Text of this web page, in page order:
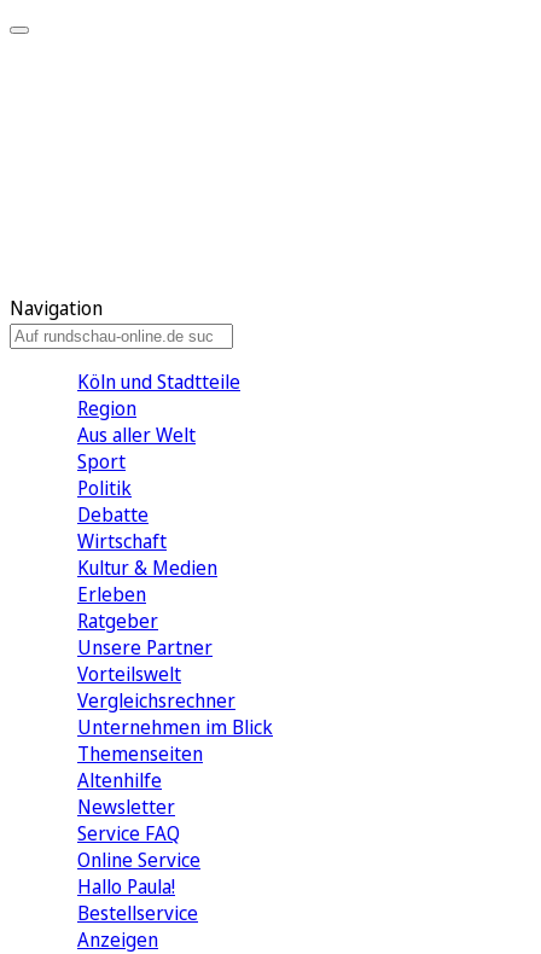
Navigation
Köln und Stadtteile
Region
Aus aller Welt
Sport
Politik
Debatte
Wirtschaft
Kultur & Medien
Erleben
Ratgeber
Unsere Partner
Vorteilswelt
Vergleichsrechner
Unternehmen im Blick
Themenseiten
Altenhilfe
Newsletter
Service FAQ
Online Service
Hallo Paula!
Bestellservice
Anzeigen